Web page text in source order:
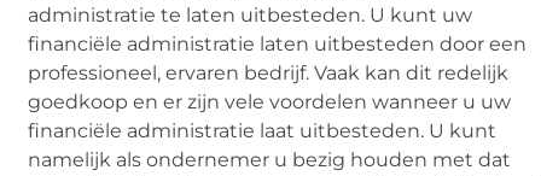
administratie te laten uitbesteden. U kunt uw
financiële administratie laten uitbesteden door een
professioneel, ervaren bedrijf. Vaak kan dit redelijk
goedkoop en er zijn vele voordelen wanneer u uw
financiële administratie laat uitbesteden. U kunt
namelijk als ondernemer u bezig houden met dat